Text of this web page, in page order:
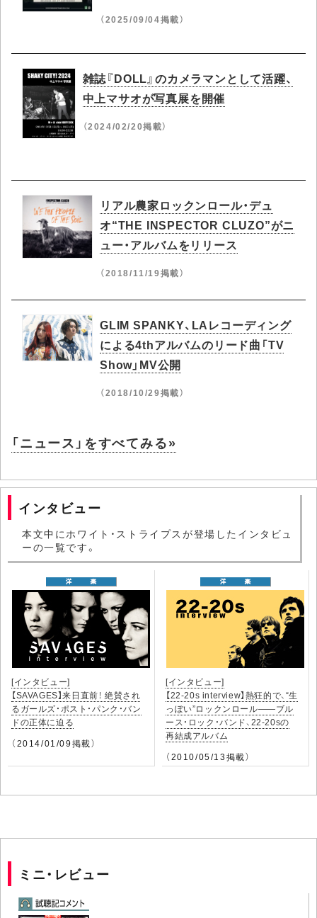
（2025/09/04掲載）
雑誌『DOLL』のカメラマンとして活躍、
中上マサオが写真展を開催
（2024/02/20掲載）
リアル農家ロックンロール・デュ
オ“THE INSPECTOR CLUZO”がニ
ュー・アルバムをリリース
（2018/11/19掲載）
GLIM SPANKY、LAレコーディング
による4thアルバムのリード曲「TV
Show」MV公開
（2018/10/29掲載）
「ニュース」をすべてみる»
インタビュー
本文中にホワイト・ストライプスが登場したインタビュ
ーの一覧です。
[インタビュー]
【SAVAGES】来日直前！ 絶賛され
るガールズ・ポスト・パンク・バン
ドの正体に迫る
（2014/01/09掲載）
[インタビュー]
【22-20s interview】熱狂的で、“生
っぽい”ロックンロール――ブル
ース・ロック・バンド、22-20sの
再結成アルバム
（2010/05/13掲載）
ミニ・レビュー